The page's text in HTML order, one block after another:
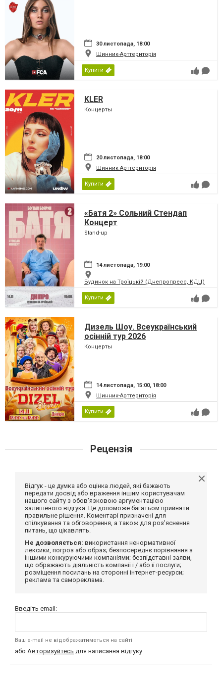
30 листопада, 18:00
Шинник-Арттериторія
Купити
KLER
Концерты
20 листопада, 18:00
Шинник-Арттериторія
Купити
«Батя 2» Сольний Стендап
Концерт
Stand-up
14 листопада, 19:00
Будинок на Троїцькій (Днепропресс, КДЦ)
Купити
Дизель Шоу. Всеукраїнський
осінній тур 2026
Концерты
14 листопада, 15:00, 18:00
Шинник-Арттериторія
Купити
Рецензія
Відгук - це думка або оцінка людей, які бажають
передати досвід або враження іншим користувачам
нашого сайту з обов'язковою аргументацією
залишеного відгука. Це допоможе багатьом прийняти
правильне рішення. Коментарі призначені для
спілкування та обговорення, а також для роз'яснення
питань, що цікавлять.
Не дозволяється: використання ненормативної
лексики, погроз або образ; безпосереднє порівняння з
іншими конкуруючими компаніями; безпідставні заяви,
що ображають діяльність компанії і / або її послуги;
розміщення посилань на сторонні інтернет-ресурси;
реклама та самореклама.
Введіть email:
Ваш e-mail не відображатиметься на сайті
або Авторизуйтесь для написання відгуку